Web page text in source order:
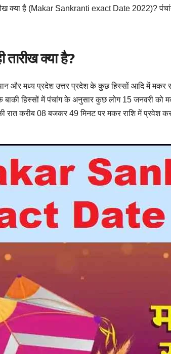
क्या है (Makar Sankranti exact Date 2022)?
तारीख क्या है?
और मध्य प्रदेश उत्तर प्रदेश के कुछ हिस्सों आदि में मकर
हिस्सों में पंचांग के अनुसार कुछ लोग 15 जनवरी को
रात करीब 08 बजकर 49 मिनट पर मकर राशि में प्रवेश